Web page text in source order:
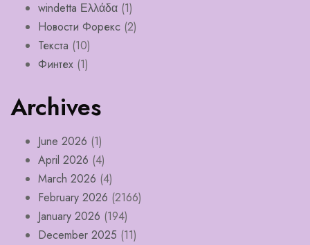
windetta Ελλάδα (1)
Новости Форекс (2)
Текста (10)
Финтех (1)
Archives
June 2026 (1)
April 2026 (4)
March 2026 (4)
February 2026 (2166)
January 2026 (194)
December 2025 (11)